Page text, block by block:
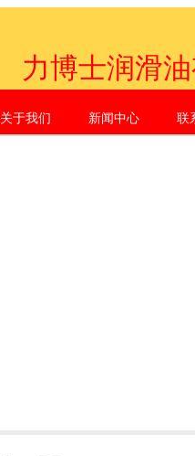
力博士润滑
Shenzhen Li Dr. Industrial Co.,
关于我们 新闻中心 联